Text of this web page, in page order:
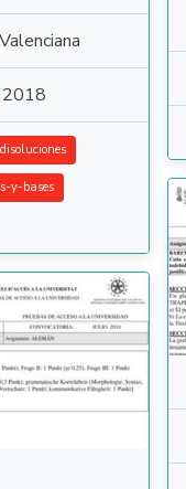
2018
disoluciones
y-bases